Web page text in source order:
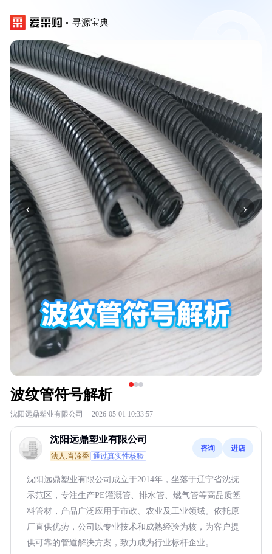
寻源宝典
‹ ›
波纹管符号解析
沈阳远鼎塑业有限公司 · 2026-05-01 10:33:57
沈阳远鼎塑业有限公司
法人:肖淦香 通过真实性核验
咨询 进店
沈阳远鼎塑业有限公司成立于2014年，坐落于辽宁省沈抚
示范区，专注生产PE灌溉管、排水管、燃气管等高品质塑
料管材，产品广泛应用于市政、农业及工业领域。依托原
厂直供优势，公司以专业技术和成熟经验为核，为客户提
供可靠的管道解决方案，致力成为行业标杆企业。